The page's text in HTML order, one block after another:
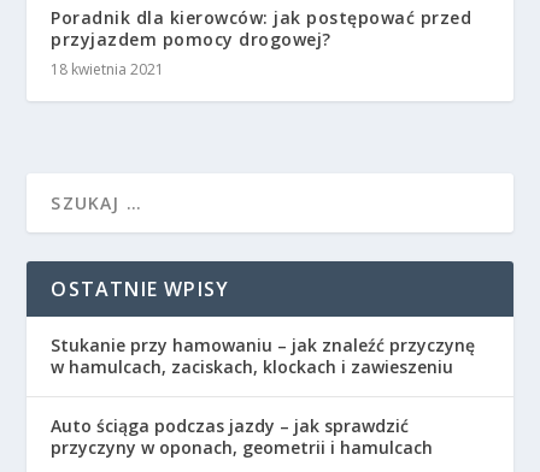
Poradnik dla kierowców: jak postępować przed
przyjazdem pomocy drogowej?
18 kwietnia 2021
OSTATNIE WPISY
Stukanie przy hamowaniu – jak znaleźć przyczynę
w hamulcach, zaciskach, klockach i zawieszeniu
Auto ściąga podczas jazdy – jak sprawdzić
przyczyny w oponach, geometrii i hamulcach